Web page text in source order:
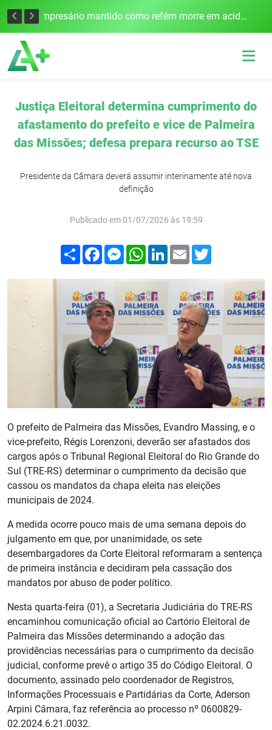
Edital para construção de ponte entre Itapiranga e Barra do Guarita deve ser lançado no segundo semestre Empresário mantido como refém morre em acidente após assalto em Cerro Largo
Justiça Eleitoral determina cumprimento do
afastamento do prefeito e vice de Palmeira
das Missões; defesa prepara recurso ao TSE
Presidente da Câmara deverá assumir interinamente até nova
definição
Publicado em 01/07/2026 às 19:59
Compartilhar
FacebookMessenger
WhatsApp
LinkedIn
Email
O prefeito de Palmeira das Missões, Evandro Massing, e o
vice-prefeito, Régis Lorenzoni, deverão ser afastados dos
cargos após o Tribunal Regional Eleitoral do Rio Grande do
Sul (TRE-RS) determinar o cumprimento da decisão que
cassou os mandatos da chapa eleita nas eleições
municipais de 2024.
A medida ocorre pouco mais de uma semana depois do
julgamento em que, por unanimidade, os sete
desembargadores da Corte Eleitoral reformaram a sentença
de primeira instância e decidiram pela cassação dos
mandatos por abuso de poder político.
Nesta quarta-feira (01), a Secretaria Judiciária do TRE-RS
encaminhou comunicação oficial ao Cartório Eleitoral de
Palmeira das Missões determinando a adoção das
providências necessárias para o cumprimento da decisão
judicial, conforme prevê o artigo 35 do Código Eleitoral. O
documento, assinado pelo coordenador de Registros,
Informações Processuais e Partidárias da Corte, Aderson
Arpini Câmara, faz referência ao processo nº 0600829-
02.2024.6.21.0032.